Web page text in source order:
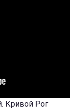
Кривой Рог